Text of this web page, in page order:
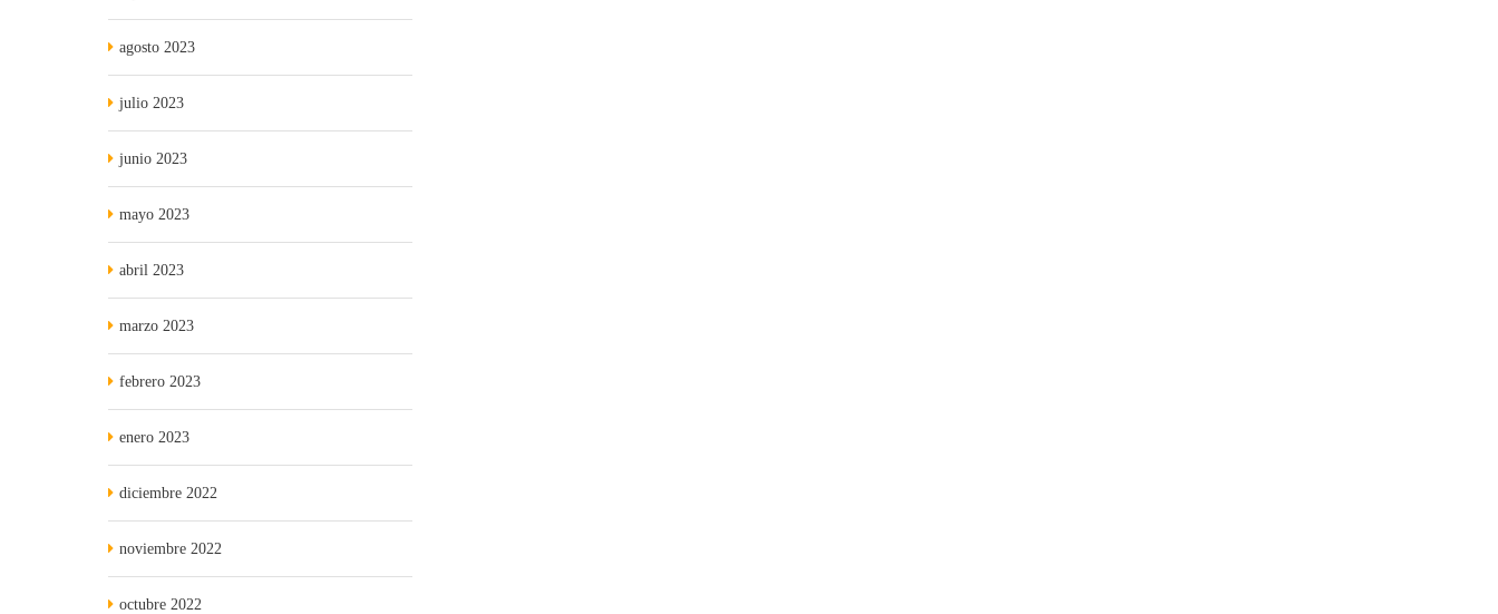
agosto 2023
julio 2023
junio 2023
mayo 2023
abril 2023
marzo 2023
febrero 2023
enero 2023
diciembre 2022
noviembre 2022
octubre 2022